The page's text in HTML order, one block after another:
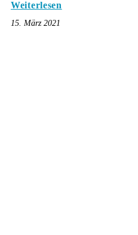
Weiterlesen
15. März 2021